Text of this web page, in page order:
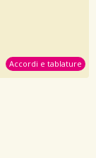
Accordi e tablature